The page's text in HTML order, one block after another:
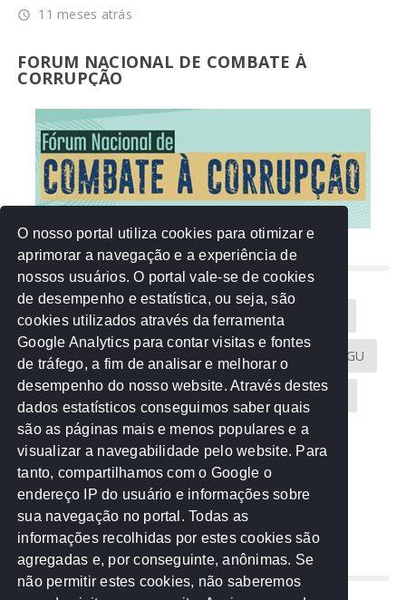
access_time 11 meses atrás
FORUM NACIONAL DE COMBATE À
CORRUPÇÃO
NUVEM DE TAGS
Acontece na Rede AGU AMM
Atricon Audicom CAU-MT CGU
CREA-MT Eventos MPC-MT MPE-MT
MPF Notícias PF PGE-MT PGR
Receita Federal Sem categoria
TCE-MT TCU TRE
REDE NOS ESTADOS
O nosso portal utiliza cookies para otimizar e
aprimorar a navegação e a experiência de
nossos usuários. O portal vale-se de cookies
de desempenho e estatística, ou seja, são
cookies utilizados através da ferramenta
Google Analytics para contar visitas e fontes
de tráfego, a fim de analisar e melhorar o
desempenho do nosso website. Através destes
dados estatísticos conseguimos saber quais
são as páginas mais e menos populares e a
visualizar a navegabilidade pelo website. Para
tanto, compartilhamos com o Google o
endereço IP do usuário e informações sobre
sua navegação no portal. Todas as
informações recolhidas por estes cookies são
agregadas e, por conseguinte, anônimas. Se
não permitir estes cookies, não saberemos